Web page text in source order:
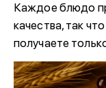
Каждое блюдо
качества, так
получаете